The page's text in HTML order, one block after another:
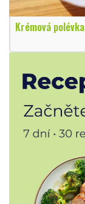
Krémová